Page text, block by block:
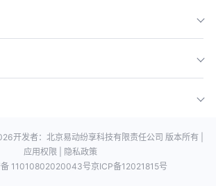
开发者：北京易动纷享科技有限责任公司 版本所有 |
应用权限 |
隐私政策
备 11010802020043号京ICP备12021815号